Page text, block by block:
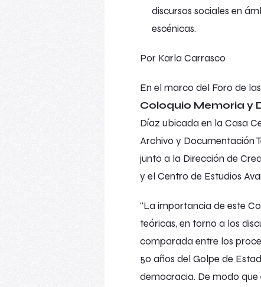
discursos sociales en
escénicas.
Por Karla Carrasco
En el marco del Foro de
Coloquio Memoria y
Díaz ubicada en la Casa
Archivo y Documentación
junto a la Dirección de
y el Centro de Estudios
“La importancia de este
teóricas, en torno a los
comparada entre los
50 años del Golpe de
democracia. De modo